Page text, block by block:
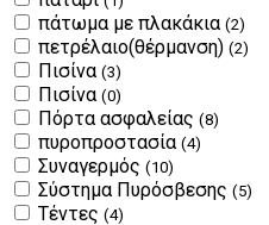
πάτωμα με πλακάκια (2)
πετρέλαιο(θέρμανση) (2)
Πισίνα (3)
Πισίνα (0)
Πόρτα ασφαλείας (8)
πυροπροστασία (4)
Συναγερμός (10)
Σύστημα Πυρόσβεσης (5)
Τέντες (4)